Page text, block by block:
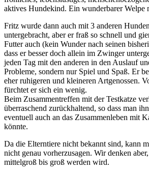
aktives Hundekind. Ein wunderbarer Welpe
Fritz wurde dann auch mit 3 anderen
untergebracht, aber er fraß so schnell und
Futter auch (kein Wunder nach seinen
dass er besser doch allein im Zwinger
jeden Tag mit den anderen in den Auslauf
Probleme, sondern nur Spiel und Spaß. Er
eher ruhigeren und kleineren Artgenossen.
fürchtet er sich ein wenig.
Beim Zusammentreffen mit der Testkatze
überraschend zurückhaltend, so dass man
eventuell auch an das Zusammenleben mit
könnte.
Da die Elterntiere nicht bekannt sind, kann
nicht genau vorherzusagen. Wir denken
mittelgroß bis groß werden wird.